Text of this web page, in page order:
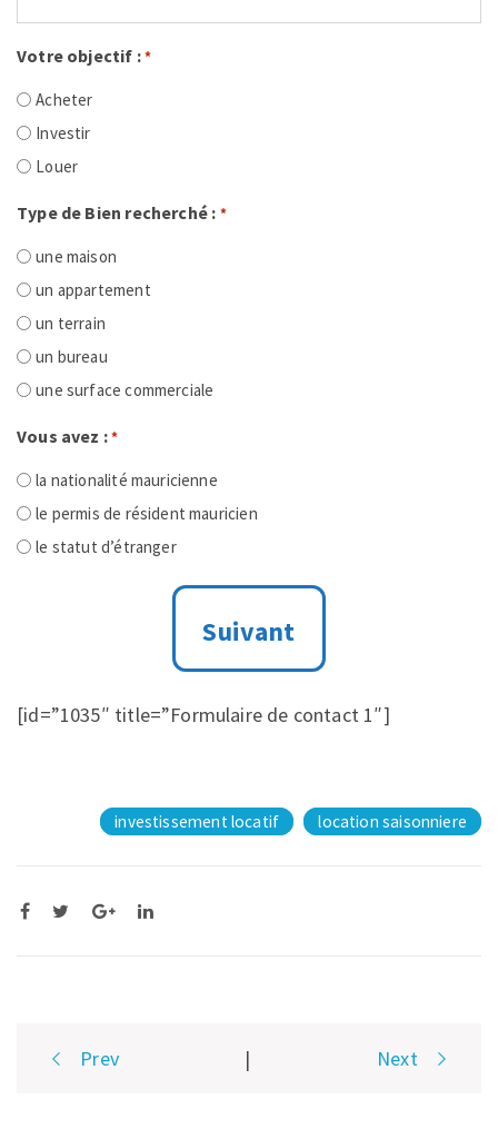
Votre objectif :*
Acheter
Investir
Louer
Type de Bien recherché : *
une maison
un appartement
un terrain
un bureau
une surface commerciale
Vous avez :*
la nationalité mauricienne
le permis de résident mauricien
le statut d’étranger
[id=”1035″ title=”Formulaire de contact 1″]
investissement locatif location saisonniere
PostPrev | Next